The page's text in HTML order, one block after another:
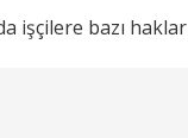
işçilere bazı